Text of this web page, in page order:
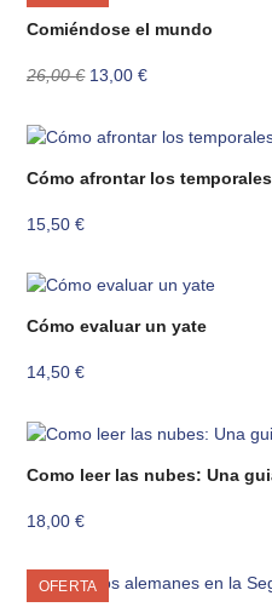
Comiéndose el mundo
26,00€ El
era:
13,00€El
es:
Cómo afrontar los temporales
15,50€
Cómo evaluar un yate
14,50€
Como leer las nubes: Una
18,00€
OFERTA